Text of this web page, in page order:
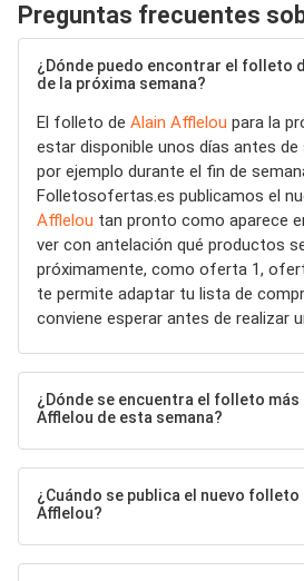
Preguntas frecuentes
¿Dónde puedo encontrar el folleto
de la próxima semana?
El folleto de Alain Afflelou para la
estar disponible unos días antes de
por ejemplo durante el fin de
Folletosofertas.es publicamos el
Afflelou tan pronto como aparece
ver con antelación qué productos
próximamente, como oferta 1,
te permite adaptar tu lista de
conviene esperar antes de realizar
¿Dónde se encuentra el folleto
Afflelou de esta semana?
¿Cuándo se publica el nuevo folleto
Afflelou?